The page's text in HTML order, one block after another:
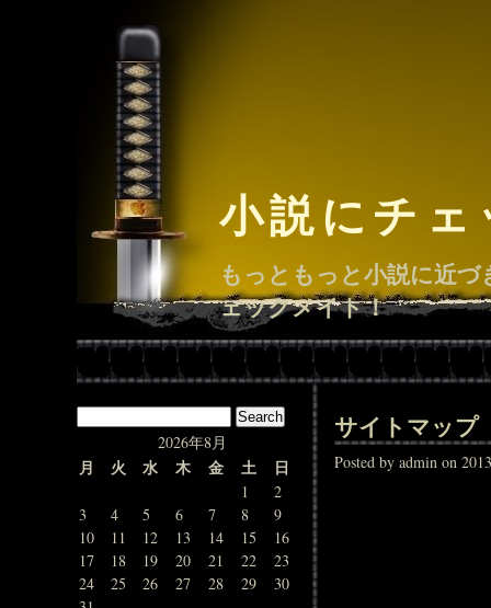
小説にチ
もっともっと小説に近
ェックメイト！
2026年8月
月 火 水 木 金 土 日
1
2
3
4 5 6 7 8
9
10
11 12 13 14 15
16
17
18 19 20 21 22
23
24
25 26 27 28 29
30
サイトマップ
Posted by admin on